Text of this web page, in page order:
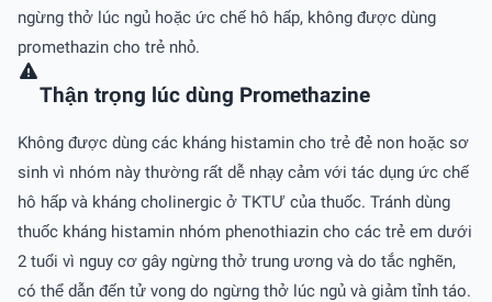
ngừng thở lúc ngủ hoặc ức chế hô hấp, không được dùng
promethazin cho trẻ nhỏ.
Thận trọng lúc dùng Promethazine
Không được dùng các kháng histamin cho trẻ đẻ non hoặc sơ
sinh vì nhóm này thường rất dễ nhạy cảm với tác dụng ức chế
hô hấp và kháng cholinergic ở TKTƯ của thuốc. Tránh dùng
thuốc kháng histamin nhóm phenothiazin cho các trẻ em dưới
2 tuổi vì nguy cơ gây ngừng thở trung ương và do tắc nghẽn,
có thể dẫn đến tử vong do ngừng thở lúc ngủ và giảm tỉnh táo.